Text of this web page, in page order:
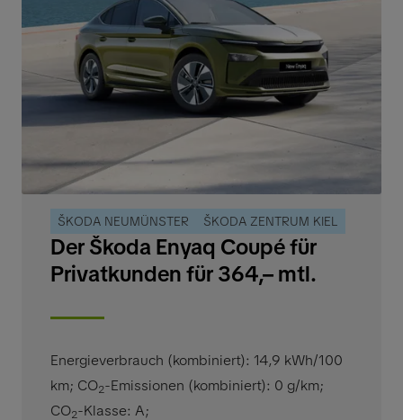
ŠKODA NEUMÜNSTER ŠKODA ZENTRUM KIEL
Der Škoda Enyaq Coupé für
Privatkunden für 364,– mtl.
Energieverbrauch (kombiniert): 14,9 kWh/100
km; CO2-Emissionen (kombiniert): 0 g/km;
CO2-Klasse: A;